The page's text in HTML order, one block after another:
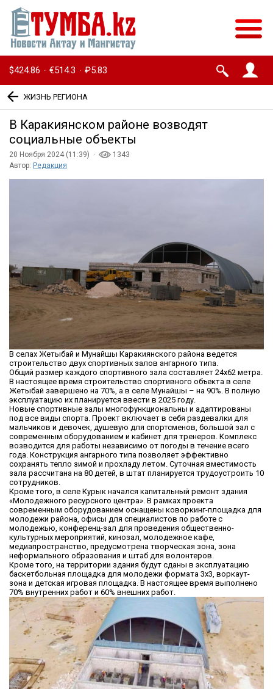
$424.86 · €514.3 · ₽5.83
ЖИЗНЬ РЕГИОНА
В Каракиянском районе возводят
социальные объекты
20 Ноября 2024 (11:39) ·
1343
Автор: Редакция
В селах Жетыбай и Мунайшы Каракиянского района ведется
строительство двух спортивных залов ангарного типа.
Общий размер каждого спортивного зала составляет 24х62 метра.
В настоящее время строительство спортивного объекта в селе
Жетыбай завершено на 70%, а в селе Мунайшы – на 90%. В полную
эксплуатацию их планируется ввести в 2025 году.
Новые спортивные залы многофункциональны и адаптированы
под все виды спорта. Проект включает в себя раздевалки для
мальчиков и девочек, душевую для спортсменов, большой зал с
современным оборудованием и кабинет для тренеров. Комплекс
возводится для работы независимо от погоды в течение всего
года. Конструкция ангарного типа позволяет эффективно
сохранять тепло зимой и прохладу летом. Суточная вместимость
зала рассчитана на 80 детей, в штат планируется трудоустроить 10
сотрудников.
Кроме того, в селе Курык начался капитальный ремонт здания
«Молодежного ресурсного центра». В рамках проекта
современным оборудованием оснащены коворкинг-площадка для
молодежи района, офисы для специалистов по работе с
молодежью, конференц-зал для проведения общественно-
культурных мероприятий, кинозал, молодежное кафе,
медиапространство, предусмотрена творческая зона, зона
неформального образования и штаб для волонтеров.
Кроме того, на территории здания будут сданы в эксплуатацию
баскетбольная площадка для молодежи формата 3х3, воркаут-
зона и детская игровая площадка. В настоящее время выполнено
70% внутренних работ и 60% внешних работ.